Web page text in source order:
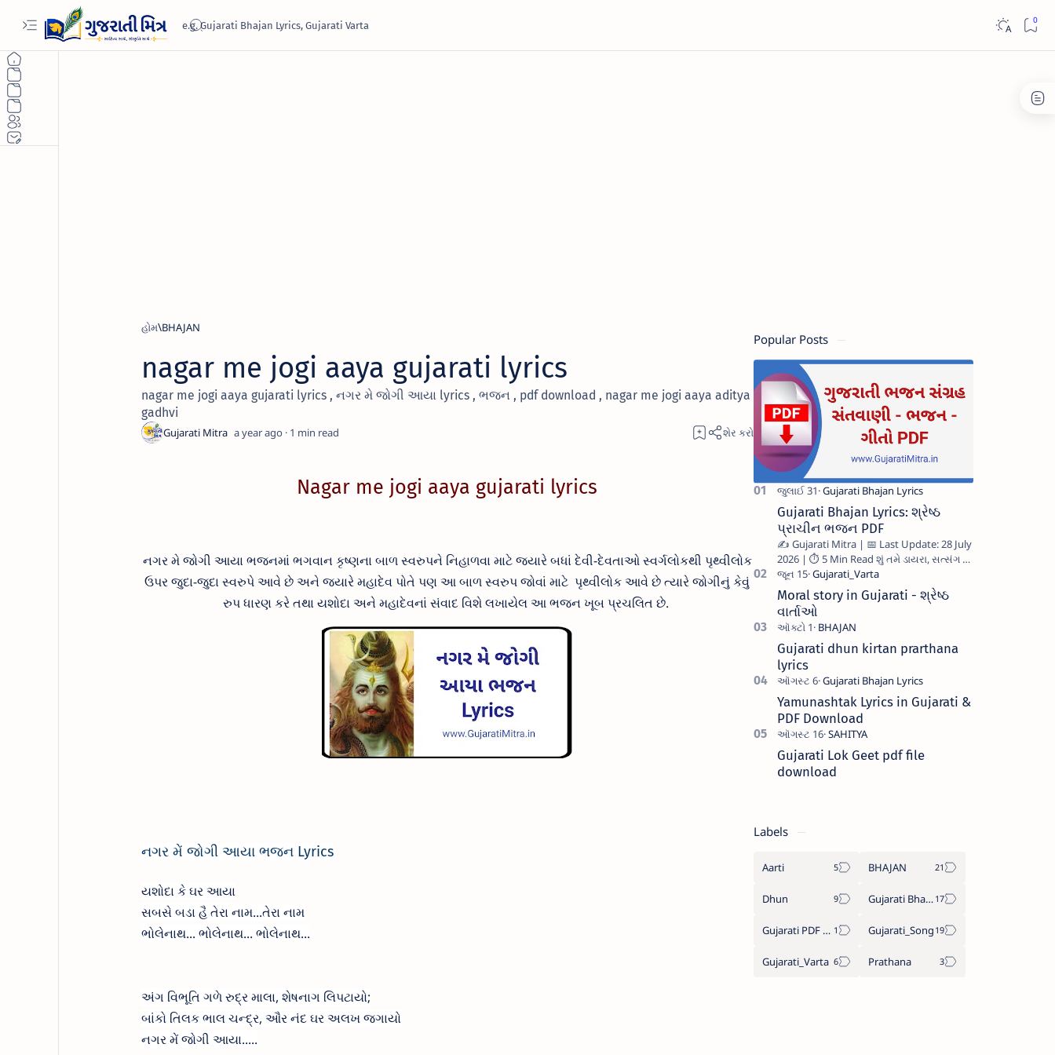
હોમ BHAJAN
nagar me jogi aaya gujarati lyrics
nagar me jogi aaya gujarati lyrics , નગર મે જોગી આયા lyrics , ભજન , pdf download , nagar me jogi aaya aditya
gadhvi
a year ago 1
Nagar me jogi aaya gujarati lyrics
નગર મે જોગી આયા ભજનમાંભગવાન કૃષ્ણના બાળ સ્વરુપને નિહાળવા માટેજ્યારે બધાં દેવી-દેવતાઓ સ્વર્ગલોકથી પૃથ્વીલોક
ઉપર જુદા-જુદા સ્વરુપે આવે છે અને જ્યારે મહાદેવ પોતે પણ આ બાળ સ્વરુપ જોવાં માટે પૃથ્વીલોક આવે છે ત્યારે જોગીનું કેવું
રુપ ધારણ કરે તથા યશોદા અને મહાદેવનાં સંવાદ વિશે લખાયેલ આ ભજન ખૂબ પ્રચલિત છે.
નગર મેં જોગી આયા ભજન Lyrics
યશોદા કે ઘર આયા
સબસે બડા હૈ તેરા નામ...તેરા નામ
ભોલેનાથ... ભોલેનાથ... ભોલેનાથ...
અંગ વિભૂતિ ગળે રુદ્ર માલા, શેષનાગ લિપટાયો;
બાંકો તિલક ભાલ ચન્દ્ર, ઔર નંદ ઘર અલખ જગાયો
નગર મેં જોગી આયા.....
Popular Posts
Gujarati Bhajan Lyrics: શ્રેષ્ઠ
પ્રાચીન ભજન PDF
✍️ Gujarati Mitra | 📅 Last Update: 28 July
2026 | ⏱️ 5 Min Read શું તમે ડાયરા, સત્સંગ કે
ઘરે ગાવા માટે સ્પષ્ટ અને સાચા Gujarati …
Moral story in Gujarati - શ્રેષ્ઠ
વાર્તાઓ
Gujarati dhun kirtan prarthana
lyrics
Yamunashtak Lyrics in Gujarati &
PDF Download
Gujarati Lok Geet pdf file
download
Labels
Aarti BHAJAN
Dhun Gujarati Bhajan Lyrics
Gujarati PDF Books Gujarati_Song
Gujarati_Varta Prathana